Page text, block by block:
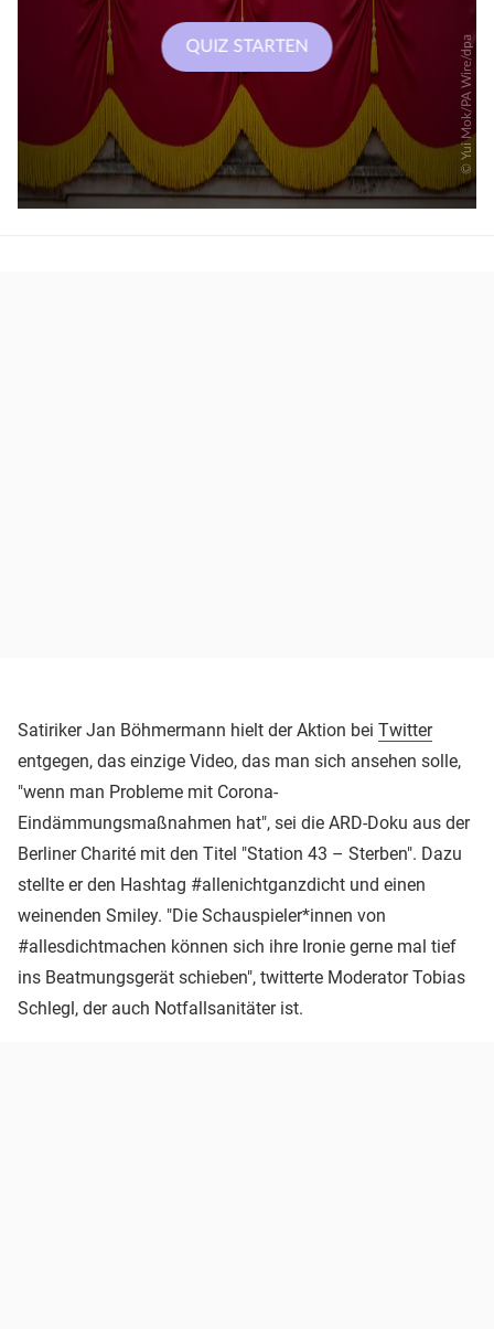
Satiriker Jan Böhmermann hielt der Aktion bei Twitter
entgegen, das einzige Video, das man sich ansehen solle,
"wenn man Probleme mit Corona-
Eindämmungsmaßnahmen hat", sei die ARD-Doku aus der
Berliner Charité mit den Titel "Station 43 – Sterben". Dazu
stellte er den Hashtag #allenichtganzdicht und einen
weinenden Smiley. "Die Schauspieler*innen von
#allesdichtmachen können sich ihre Ironie gerne mal tief
ins Beatmungsgerät schieben", twitterte Moderator Tobias
Schlegl, der auch Notfallsanitäter ist.